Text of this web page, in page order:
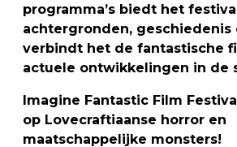
programma’s biedt het
achtergronden, geschiedenis
verbindt het de fantastische
actuele ontwikkelingen in de
Imagine Fantastic Film
op Lovecraftiaanse horror en
maatschappelijke monsters!